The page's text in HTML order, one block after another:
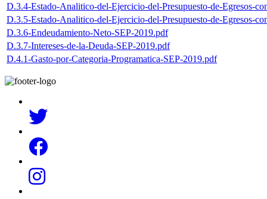
D.3.4-Estado-Analitico-del-Ejercicio-del-Presupuesto-de-Egresos-
D.3.5-Estado-Analitico-del-Ejercicio-del-Presupuesto-de-Egresos-
D.3.6-Endeudamiento-Neto-SEP-2019.pdf
D.3.7-Intereses-de-la-Deuda-SEP-2019.pdf
D.4.1-Gasto-por-Categoria-Programatica-SEP-2019.pdf